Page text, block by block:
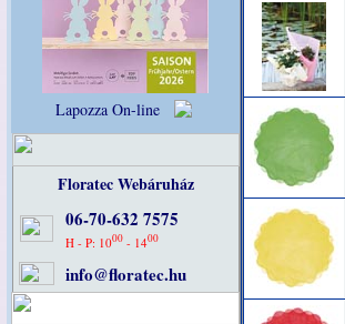
Lapozza On-line
Floratec Webáruház
06-70-632 7575
H - P: 1000- 1400
info@floratec.hu